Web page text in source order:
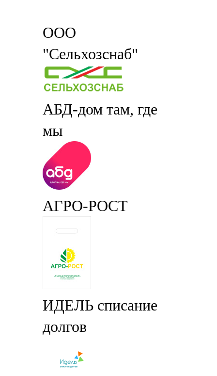
ООО
"Сельхозснаб"
АБД-дом там, где
мы
АГРО-РОСТ
ИДЕЛЬ списание
долгов